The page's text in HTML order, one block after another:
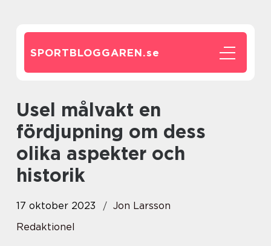
SPORTBLOGGAREN.se
Usel målvakt en
fördjupning om dess
olika aspekter och
historik
17 oktober 2023
Jon Larsson
Redaktionel